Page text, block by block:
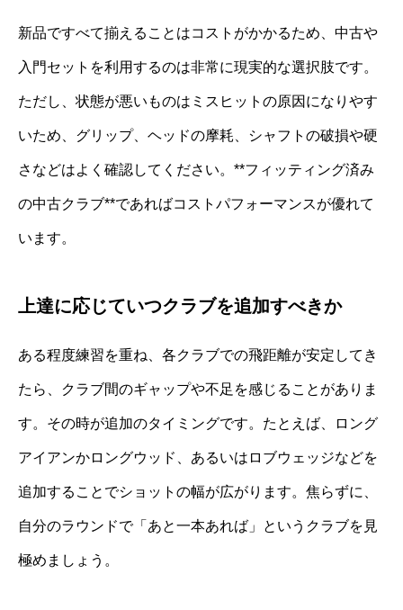
新品ですべて揃えることはコストがかかるため、中古や
入門セットを利用するのは非常に現実的な選択肢です。
ただし、状態が悪いものはミスヒットの原因になりやす
いため、グリップ、ヘッドの摩耗、シャフトの破損や硬
さなどはよく確認してください。**フィッティング済み
の中古クラブ**であればコストパフォーマンスが優れて
います。
上達に応じていつクラブを追加すべきか
ある程度練習を重ね、各クラブでの飛距離が安定してき
たら、クラブ間のギャップや不足を感じることがありま
す。その時が追加のタイミングです。たとえば、ロング
アイアンかロングウッド、あるいはロブウェッジなどを
追加することでショットの幅が広がります。焦らずに、
自分のラウンドで「あと一本あれば」というクラブを見
極めましょう。